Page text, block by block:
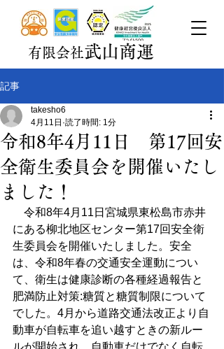
有限会社武山商運
記事
令和8年4月11日 第17回安
全衛生委員会を開催いたし
ました！
takesho6
4月11日 読了時間: 1分
令和8年4月11日宮城県東松島市赤井
にある柳北地区センター第17回安全衛
生委員会を開催いたしました。安全
は、令和8年春の交通安全運動につい
て、衛生は健康診断の各種経過報告と
肥満防止対策:糖質と糖質制限について
でした。4月から道路交通法改正より自
動車が自転車を追い越すときの新ルー
ルが開始され、自動車だけでなく自転